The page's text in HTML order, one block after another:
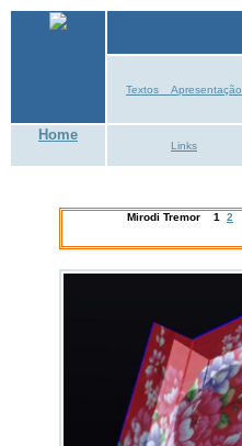
Textos _ Apresentação
Home
Links
Mirodi Tremor 1 2